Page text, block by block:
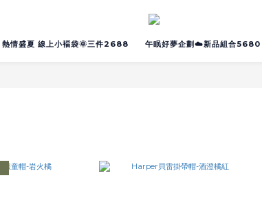
熱情盛夏 線上小褔袋🌞三件2688 午眠好夢企劃☁️新品組合5680